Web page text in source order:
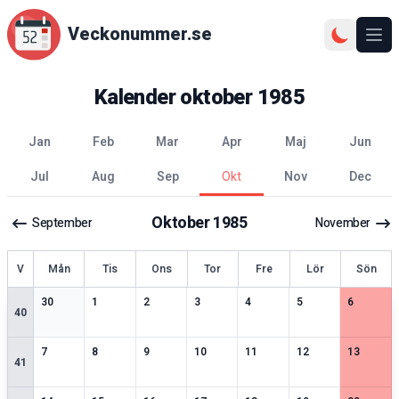
Veckonummer.se
Kalenderoktober 1985
jan feb mar apr maj
jun
jul
aug sep okt nov dec
September Oktober1985 November
Vecka Mån Tis Ons Tor Fre Lör Sön
40
30
1speciella datum
12 speciella datum
2
2speciella datum
3
2speciella datum
4
2speciella datum
5
1speciella datum
6
2
41
7
2speciella datum
8
1speciella datum
9
2speciella datum
10
2speciella datum
11
2speciella datum
12
2speciella datum
13
2